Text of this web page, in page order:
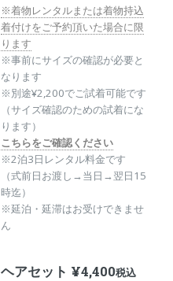
※着物レンタルまたは着物持込
着付けをご予約頂いた場合に限
ります
※事前にサイズの確認が必要と
なります
※別途¥2,200でご試着可能です
（サイズ確認のための試着にな
ります）
こちらをご確認ください
※2泊3日レンタル料金です
（式前日お渡し→当日→翌日15
時迄）
※延泊・延滞はお受けできませ
ん
ヘアセット ¥4,400税込